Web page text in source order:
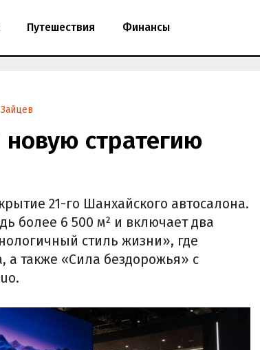
Путешествия Финансы
стратегию
21-го Шанхайского автосалона.
более 6 500 м² и включает два
стиль жизни», где
а также «Сила бездорожья» с